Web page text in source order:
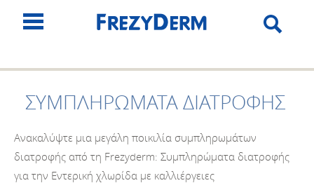
ΣΥΜΠΛΗΡΩΜΑΤΑ ΔΙΑΤΡΟΦΗΣ
Ανακαλύψτε μια μεγάλη ποικιλία συμπληρωμάτων
διατροφής από τη Frezyderm: Συμπληρώματα διατροφής
για την Εντερική χλωρίδα με καλλιέργειες